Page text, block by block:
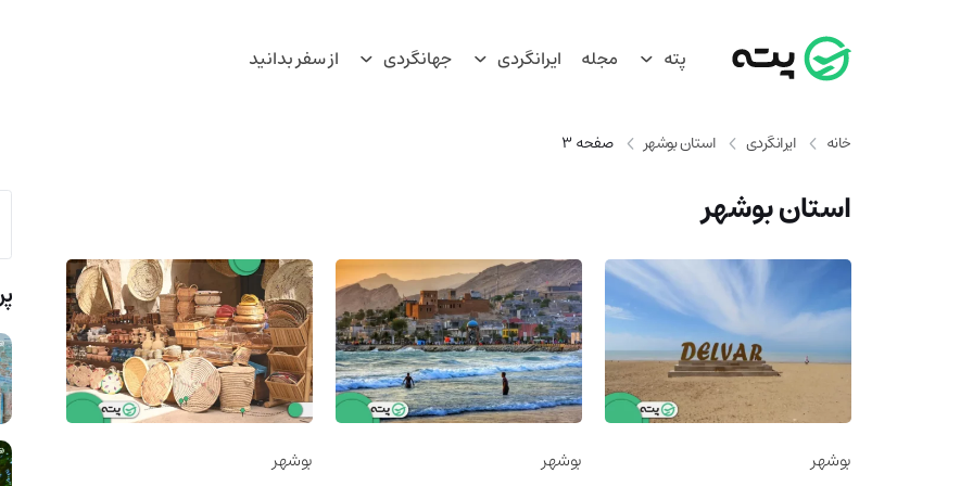
پته مجله ایرانگردی جهانگردی از سفر بدانید
خانه ایرانگردی استان بوشهر صفحه 3
استان بوشهر
بوشهر بوشهر بوشهر